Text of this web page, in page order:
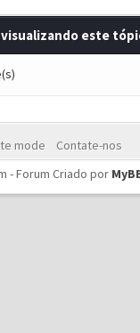
visualizando este
mode
Contate-nos
- Forum Criado por